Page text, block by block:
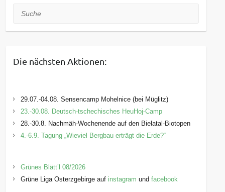
Suche
Die nächsten Aktionen:
29.07.-04.08. Sensencamp Mohelnice (bei Müglitz)
23.-30.08. Deutsch-tschechisches HeuHoj-Camp
28.-30.8. Nachmäh-Wochenende auf den Bielatal-Biotopen
4.-6.9. Tagung „Wieviel Bergbau erträgt die Erde?“
Grünes Blätt’l 08/2026
Grüne Liga Osterzgebirge auf instagram undfacebook